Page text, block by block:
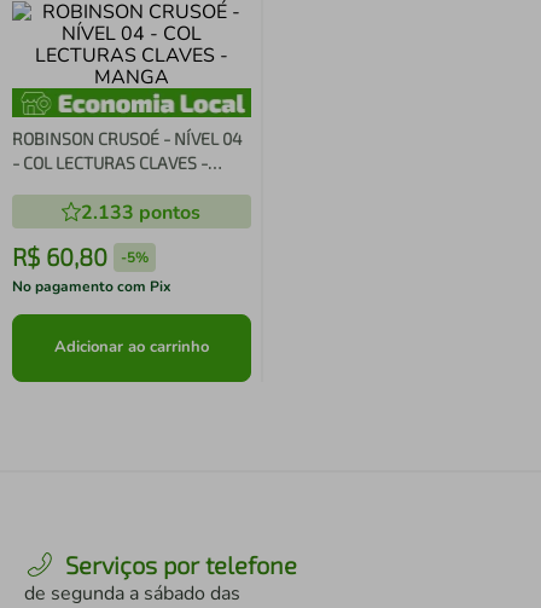
ROBINSON CRUSOÉ - NÍVEL 04
- COL LECTURAS CLAVES -
2.133 pontos
R$ 60,80 -5%
No pagamento com Pix
Adicionar ao carrinho
Serviços por telefone
de segunda a sábado das